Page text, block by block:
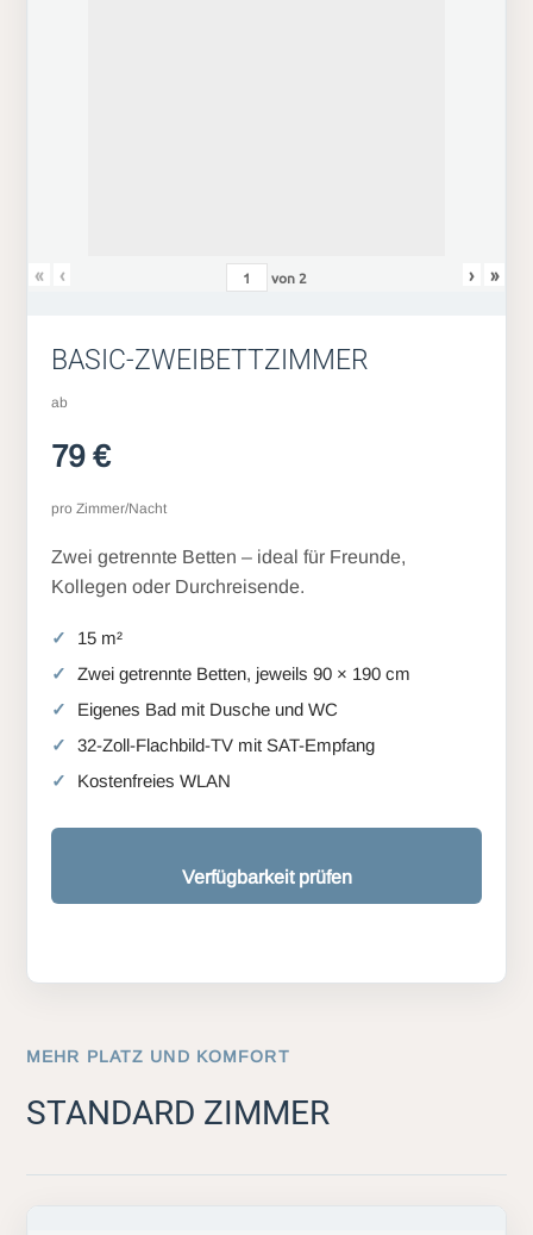
« ‹ von 2 › »
BASIC-ZWEIBETTZIMMER
ab
79 €
pro Zimmer/Nacht
Zwei getrennte Betten – ideal für Freunde,
Kollegen oder Durchreisende.
15 m²
Zwei getrennte Betten, jeweils 90 × 190 cm
Eigenes Bad mit Dusche und WC
32-Zoll-Flachbild-TV mit SAT-Empfang
Kostenfreies WLAN
Verfügbarkeit prüfen
MEHR PLATZ UND KOMFORT
STANDARD ZIMMER